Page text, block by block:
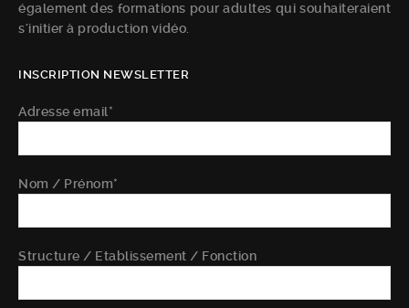
également des formations pour adultes qui souhaiteraient
s'initier à production vidéo.
INSCRIPTION NEWSLETTER
Adresse email*
Nom / Prénom*
Structure / Etablissement / Fonction